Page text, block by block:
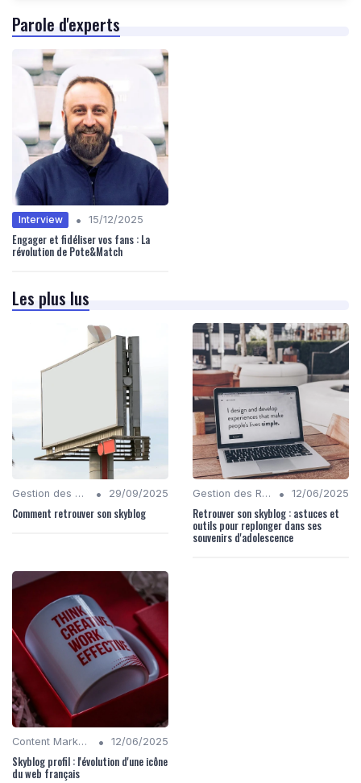
Parole d'experts
Interview • 15/12/2025
Engager et fidéliser vos fans : La
révolution de Pote&Match
Les plus lus
Gestion des Réseaux Sociaux • 29/09/2025
Comment retrouver son skyblog
Gestion des Réseaux Sociaux • 12/06/2025
Retrouver son skyblog : astuces et
outils pour replonger dans ses
souvenirs d'adolescence
Content Marketing • 12/06/2025
Skyblog profil : l'évolution d'une icône
du web français